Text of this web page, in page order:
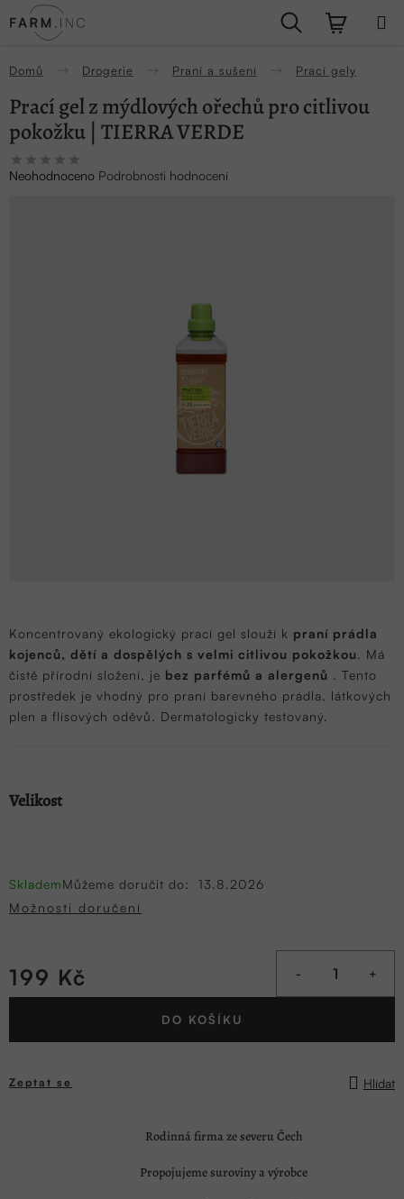
na
Hledat
Domů Drogerie Praní a sušení Prací gely
Koncentrovaný ekologický prací gel slouží k praní prádla
kojenců, dětí a dospělých s velmi citlivou pokožkou. Má
čistě přírodní složení, je bez parfémů a alergenů . Tento
prostředek je vhodný pro praní barevného prádla, látkových
plen a flísových oděvů. Dermatologicky testovaný.
Velikost
SklademMůžeme doručit do:
13.8.2026
Možnosti doručení
199 Kč
Měrná
DO KOŠÍKU
Zeptat se Hlídat
Prací gel z mýdlových ořechů pro citlivou
pokožku | TIERRA VERDE
Průměrné
hodnocení
Neohodnoceno Podrobnosti hodnocení
Rodinná firma ze severu Čech
Propojujeme suroviny a výrobce